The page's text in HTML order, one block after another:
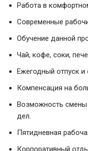
Работа в
Современные
Обучение данной
Чай, кофе, соки,
Ежегодный отпуск и
Компенсация на
Возможность смены
дел.
Пятидневная
Корпоративный